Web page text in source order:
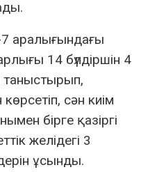
аралығындағы
14 бүлдіршін 4
таныстырып,
сән киім
бірге қазіргі
желідегі 3
ұсынды.